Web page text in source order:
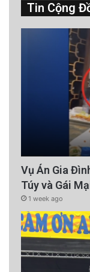
Tin Cộng
Vụ Án Gia
Túy và Gái
1 week ago